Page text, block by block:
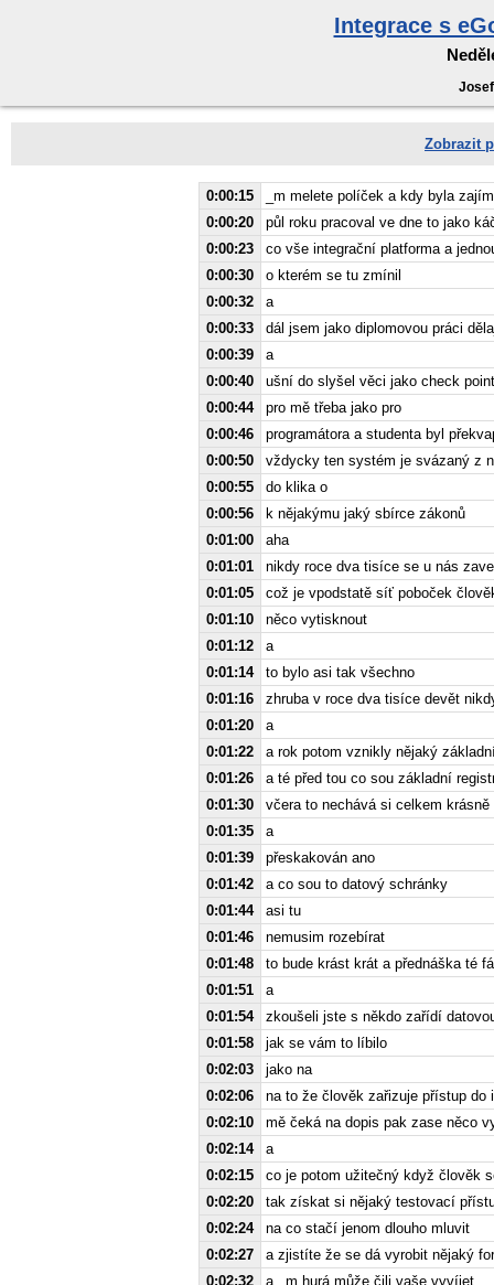
Integrace s
Zobrazit
0:00:15
_m melete políček a kdy byla
0:00:20
půl roku pracoval ve dne to jako
0:00:23
co vše integrační platforma a
0:00:30
o kterém se tu zmínil
0:00:32
a
0:00:33
dál jsem jako diplomovou práci
0:00:39
a
0:00:40
ušní do slyšel věci jako check
0:00:44
pro mě třeba jako pro
0:00:46
programátora a studenta byl
0:00:50
vždycky ten systém je svázaný z
0:00:55
do klika o
0:00:56
k nějakýmu jaký sbírce zákonů
0:01:00
aha
0:01:01
nikdy roce dva tisíce se u nás
0:01:05
což je vpodstatě síť poboček
0:01:10
něco vytisknout
0:01:12
a
0:01:14
to bylo asi tak všechno
0:01:16
zhruba v roce dva tisíce devět
0:01:20
a
0:01:22
a rok potom vznikly nějaký
0:01:26
a té před tou co sou základní
0:01:30
včera to nechává si celkem
0:01:35
a
0:01:39
přeskakován ano
0:01:42
a co sou to datový schránky
0:01:44
asi tu
0:01:46
nemusim rozebírat
0:01:48
to bude krást krát a přednáška té
0:01:51
a
0:01:54
zkoušeli jste s někdo zařídí
0:01:58
jak se vám to líbilo
0:02:03
jako na
0:02:06
na to že člověk zařizuje přístup do
0:02:10
mě čeká na dopis pak zase něco
0:02:14
a
0:02:15
co je potom užitečný když člověk
0:02:20
tak získat si nějaký testovací
0:02:24
na co stačí jenom dlouho mluvit
0:02:27
a zjistíte že se dá vyrobit nějaký
0:02:32
a _m hurá může čili vaše vyvíjet